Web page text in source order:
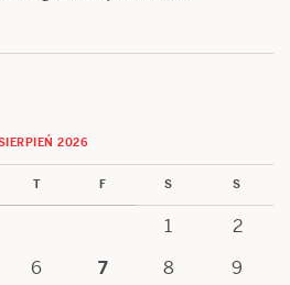
2026
T F S S
1
2
6 7 8
9